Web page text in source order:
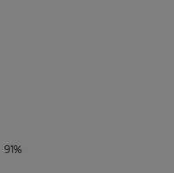
91%